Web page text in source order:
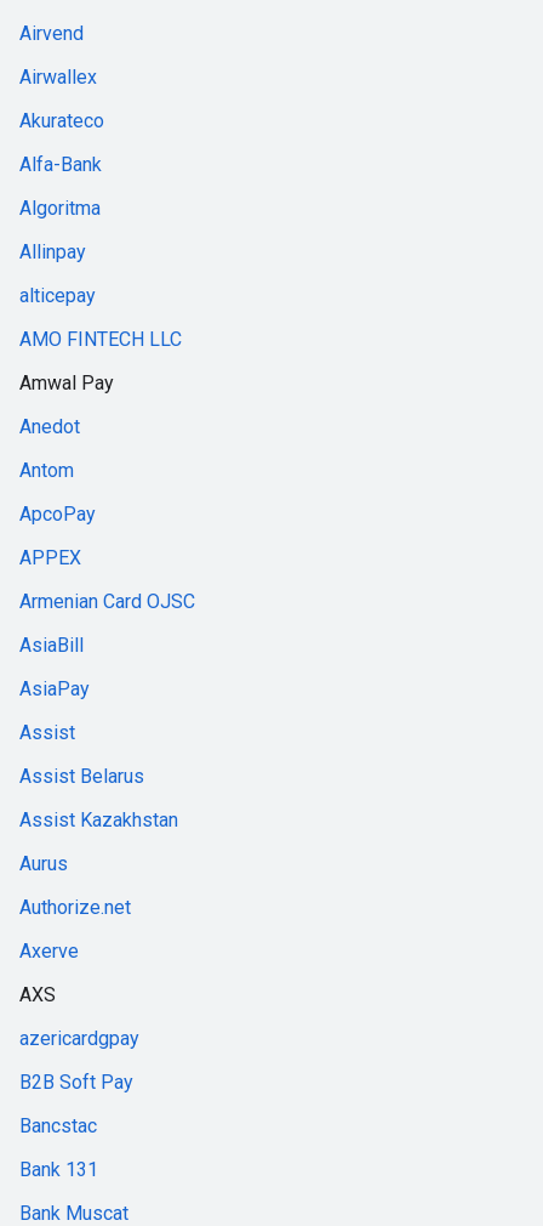
Airvend
Airwallex
Akurateco
Alfa-Bank
Algoritma
Allinpay
alticepay
AMO FINTECH LLC
Amwal Pay
Anedot
Antom
ApcoPay
APPEX
Armenian Card OJSC
AsiaBill
AsiaPay
Assist
Assist Belarus
Assist Kazakhstan
Aurus
Authorize.net
Axerve
AXS
azericardgpay
B2B Soft Pay
Bancstac
Bank 131
Bank Muscat